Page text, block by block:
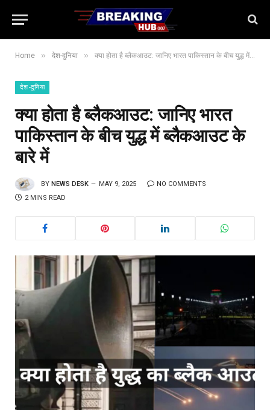
Home » देश-दुनिया » क्या होता है ब्लैकआउट: जानिए भारत पाकिस्तान के बीच युद्ध में ब्लैकआउट के बारे में
देश-दुनिया
क्या होता है ब्लैकआउट: जानिए भारत
पाकिस्तान के बीच युद्ध में ब्लैकआउट के
बारे में
BY NEWS DESK MAY 9, 2025
NO COMMENTS
2 MINS READ